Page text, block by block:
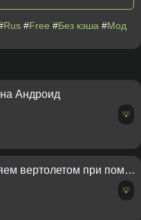
Rus #Free #Без кэша #Мод
Андроид
💡
Sky Siege - Управляем вертолетом при помощи камеры
💡